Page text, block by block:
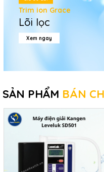
Trim ion Grace
Lõi lọc
Xem ngay
SẢN PHẨM BÁN